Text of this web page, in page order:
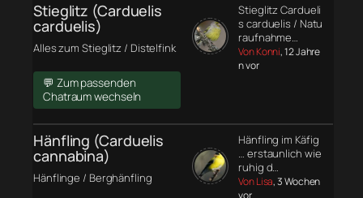
Stieglitz (Carduelis
carduelis)
Alles zum Stieglitz / Distelfink
💬 Zum passenden
Chatraum wechseln
Stieglitz Cardueli
s carduelis / Natu
raufnahme…
Von Konni, 12 Jahre
n vor
Hänfling (Carduelis
cannabina)
Hänflinge / Berghänfling
Hänfling im Käfig
… erstaunlich wie
ruhig d…
Von Lisa, 3 Wochen